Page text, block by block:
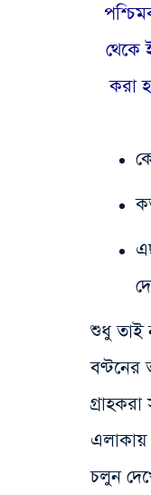
থেকে
করা
শুধু তাই
বণ্টনের
চলুন